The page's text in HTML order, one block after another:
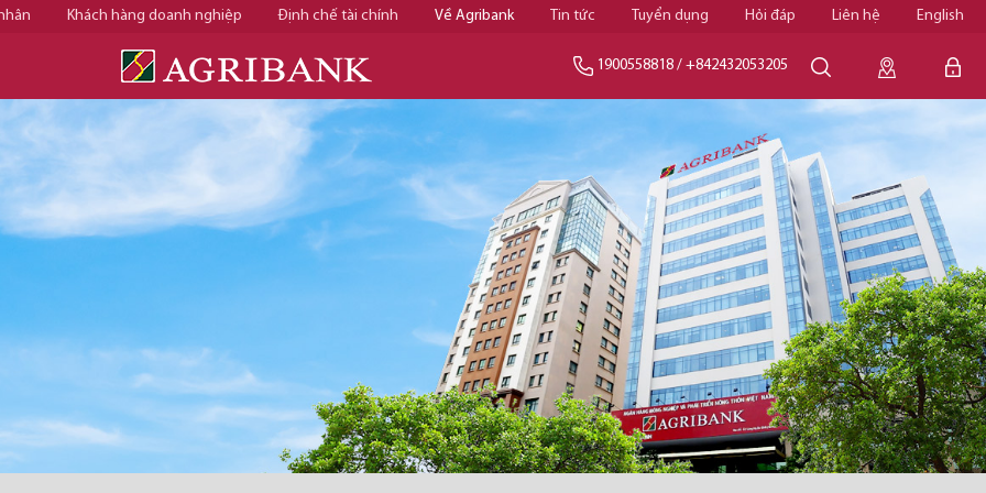
Khách hàng doanh nghiệp Định chế tài chính Về Agribank Tin tức Tuyển dụng Hỏi đáp Liên hệ English
1900558818 / +842432053205